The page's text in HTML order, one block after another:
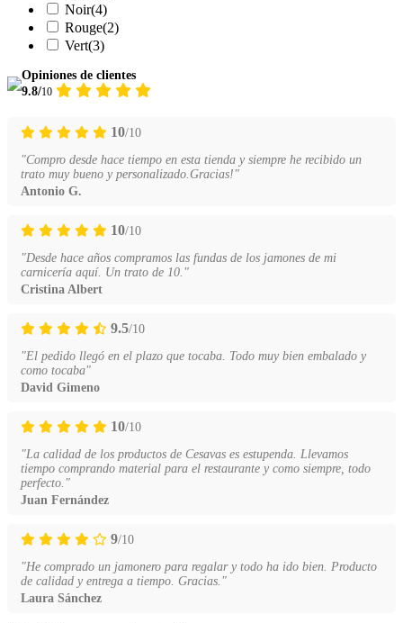
Noir(4)
Rouge(2)
Vert(3)
Opiniones de clientes
9.8/10
10/10
"Compro desde hace tiempo en esta tienda y siempre he recibido un
trato muy bueno y personalizado.Gracias!"
Antonio G.
10/10
"Desde hace años compramos las fundas de los jamones de mi
carnicería aquí. Un trato de 10."
Cristina Albert
9.5/10
"El pedido llegó en el plazo que tocaba. Todo muy bien embalado y
como tocaba"
David Gimeno
10/10
"La calidad de los productos de Cesavas es estupenda. Llevamos
tiempo comprando material para el restaurante y como siempre, todo
perfecto."
Juan Fernández
9/10
"He comprado un jamonero para regalar y todo ha ido bien. Producto
de calidad y entrega a tiempo. Gracias."
Laura Sánchez